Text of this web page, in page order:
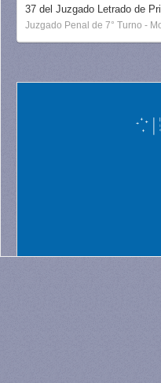
37 del Juzgado Letrado de
Juzgado Penal de 7° Turno -